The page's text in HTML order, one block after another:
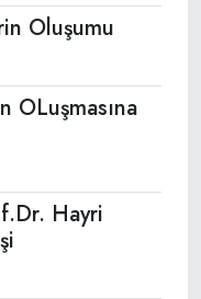
Oluşumu
OLuşmasına
Hayri